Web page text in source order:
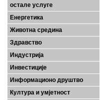
остале услуге
Енергетика
Животна средина
Здравство
Индустрија
Инвестиције
Информационо друштво
Култура и умјетност